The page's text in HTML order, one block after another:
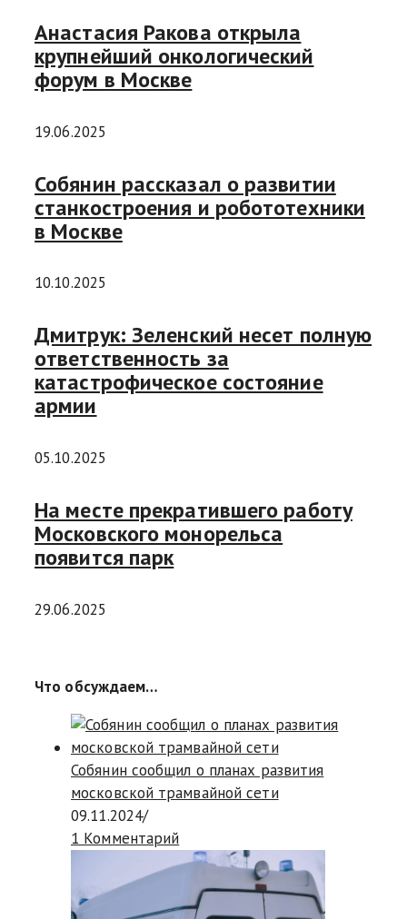
Анастасия Ракова открыла
крупнейший онкологический
форум в Москве
19.06.2025
Собянин рассказал о развитии
станкостроения и робототехники
в Москве
10.10.2025
Дмитрук: Зеленский несет полную
ответственность за
катастрофическое состояние
армии
05.10.2025
На месте прекратившего работу
Московского монорельса
появится парк
29.06.2025
Что обсуждаем…
Собянин сообщил о планах развития
московской трамвайной сети
09.11.2024/
1 Комментарий